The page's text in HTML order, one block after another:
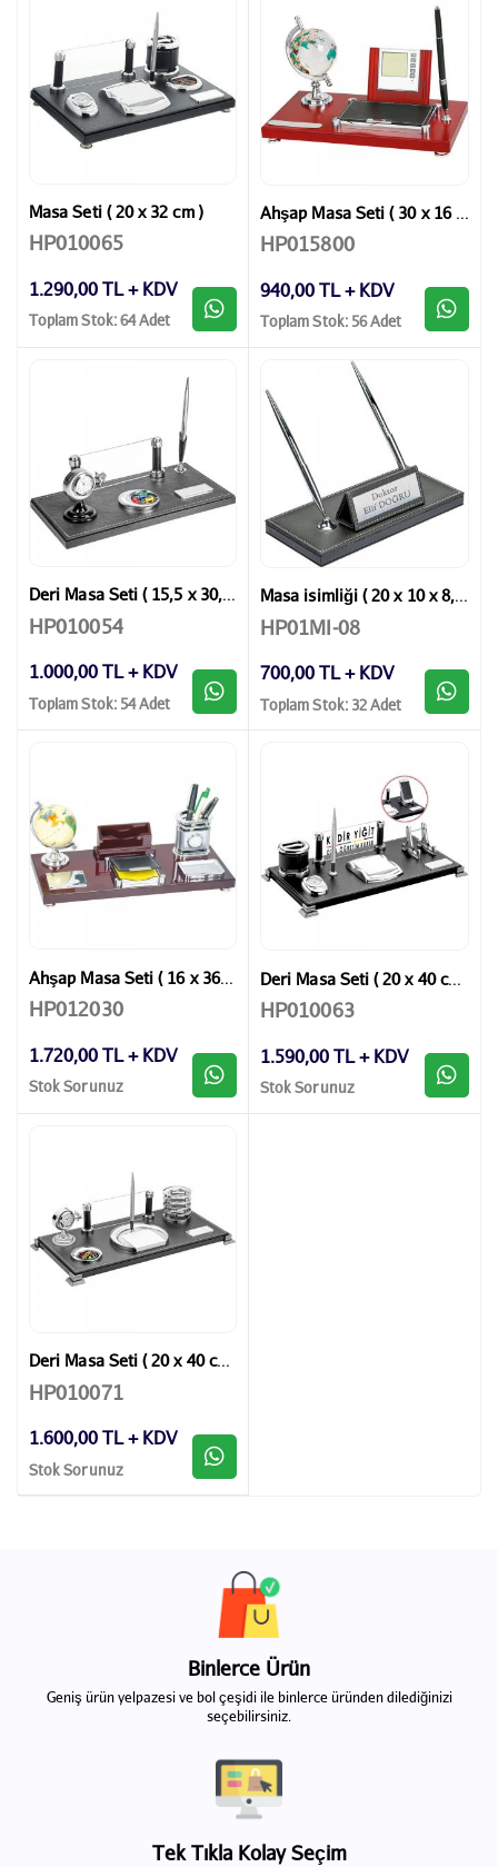
Masa Seti ( 20 x 32 cm )
HP010065
1.290,00 TL + KDV
Toplam Stok: 64 Adet
Ahşap Masa Seti ( 30 x 16 x 17 cm )
HP015800
940,00 TL + KDV
Toplam Stok: 56 Adet
Deri Masa Seti ( 15,5 x 30,5 cm )
HP010054
1.000,00 TL + KDV
Toplam Stok: 54 Adet
Masa isimliği ( 20 x 10 x 8,5 cm )
HP01MI-08
700,00 TL + KDV
Toplam Stok: 32 Adet
Ahşap Masa Seti ( 16 x 36 cm )
HP012030
1.720,00 TL + KDV
Stok Sorunuz
Deri Masa Seti ( 20 x 40 cm )
HP010063
1.590,00 TL + KDV
Stok Sorunuz
Deri Masa Seti ( 20 x 40 cm )
HP010071
1.600,00 TL + KDV
Stok Sorunuz
Binlerce Ürün
Geniş ürün yelpazesi ve bol çeşidi ile binlerce üründen dilediğinizi
seçebilirsiniz.
Tek Tıkla Kolay Seçim